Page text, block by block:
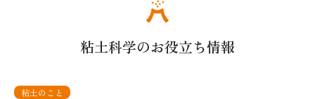
粘土科学のお役立ち情報
粘土のこと